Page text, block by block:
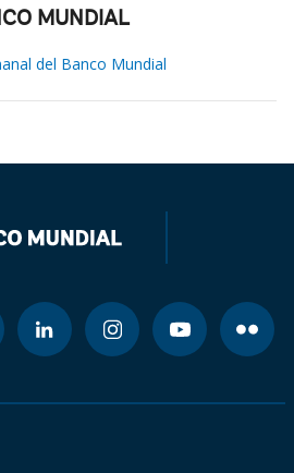
MUNDIAL
del Banco Mundial